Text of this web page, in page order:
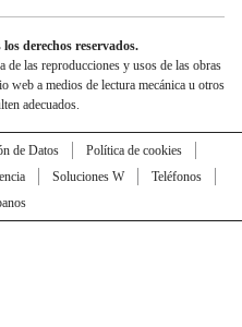
derechos reservados.
las reproducciones y usos de las obras
web a medios de lectura mecánica u otros
adecuados.
de Datos
Política de cookies
Soluciones W
Teléfonos